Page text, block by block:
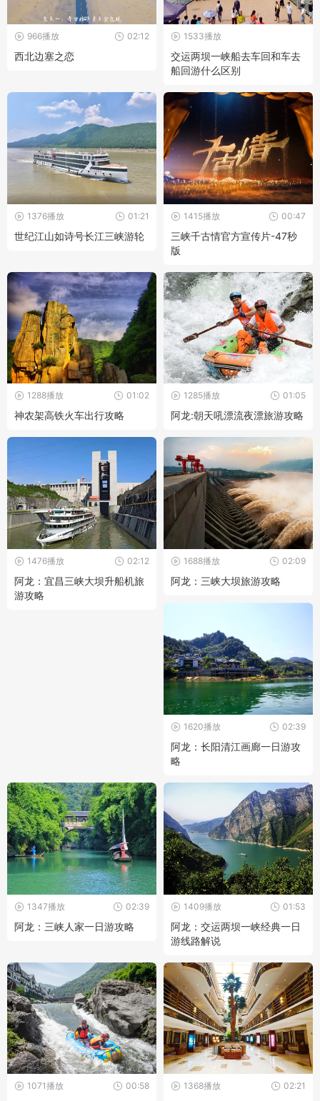
02:12
966播放
西北边塞之恋
1533播放
交运两坝一峡船去车回和车去
船回游什么区别
01:21
1376播放
世纪江山如诗号长江三峡游轮
00:47
1415播放
三峡千古情官方宣传片-47秒
版
01:02
1288播放
神农架高铁火车出行攻略
01:05
1285播放
阿龙:朝天吼漂流夜漂旅游攻略
02:12
1476播放
阿龙：宜昌三峡大坝升船机旅
游攻略
02:09
1688播放
阿龙：三峡大坝旅游攻略
02:39
1620播放
阿龙：长阳清江画廊一日游攻
略
02:39
1347播放
阿龙：三峡人家一日游攻略
01:53
1409播放
阿龙：交运两坝一峡经典一日
游线路解说
00:58
1071播放 02:21
1368播放